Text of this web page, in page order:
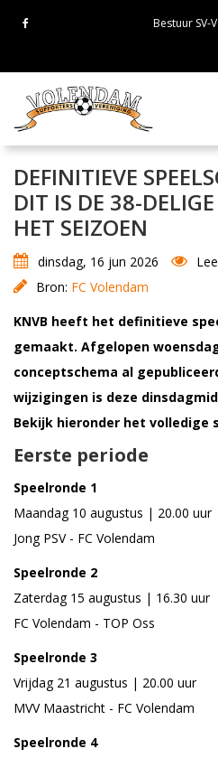
Bestuur SV-
DEFINITIEVE
DIT IS DE 38-
HET SEIZOEN
dinsdag, 16 jun 2026
Bron: FC Volendam
KNVB heeft het definitieve
gemaakt. Afgelopen
conceptschema al
wijzigingen is deze
Bekijk hieronder het volledige
Eerste periode
Speelronde 1
Maandag 10 augustus | 20.00 uur
Jong PSV - FC Volendam
Speelronde 2
Zaterdag 15 augustus | 16.30 uur
FC Volendam - TOP Oss
Speelronde 3
Vrijdag 21 augustus | 20.00 uur
MVV Maastricht - FC Volendam
Speelronde 4